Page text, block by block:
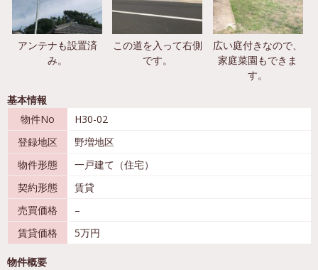
アンテナも設置済
み。
この道を入って右側
です。
広い庭付きなので、
家庭菜園もできま
す。
基本情報
物件No
H30-02
登録地区
野増地区
物件形態
一戸建て（住宅）
契約形態
賃貸
売買価格
–
賃貸価格
5万円
物件概要